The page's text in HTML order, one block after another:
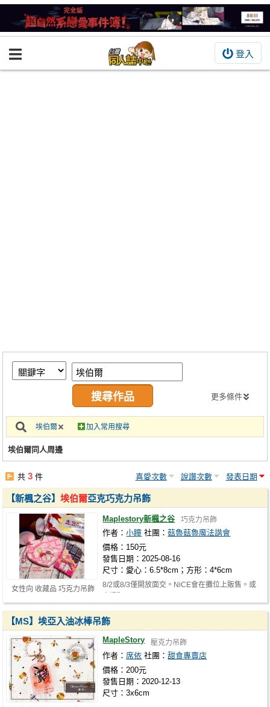
登入
BOOKY書集倉庫
繪圖藝廊
交流中心
攤位轉讓區
會員功能選單
註冊會員
更多條件
埃伯爾 加入常用搜尋
埃伯爾同人周邊
共3 件 喜愛次數 說讚次數 發表日期
女性向 收藏品 巧克力吊飾
【新楓之谷】埃伯爾亞克巧克力吊飾
Maplestory新楓之谷 巧克力吊飾
作者：小瞳 社團：菇魯菇魯魔法諧會
價格：150元
發售日期：2025-08-16
尺寸：愛心：6.5*8cm；方形：4*6cm
8/2或8/3僅開放面交。NiCE會在攤位上販售。或
【MS】埃亞入油冰棒吊飾
MapleStory 壓克力吊飾
作者： 席依 社團：甜食專賣店
價格：200元
發售日期：2020-12-13
尺寸：3x6cm